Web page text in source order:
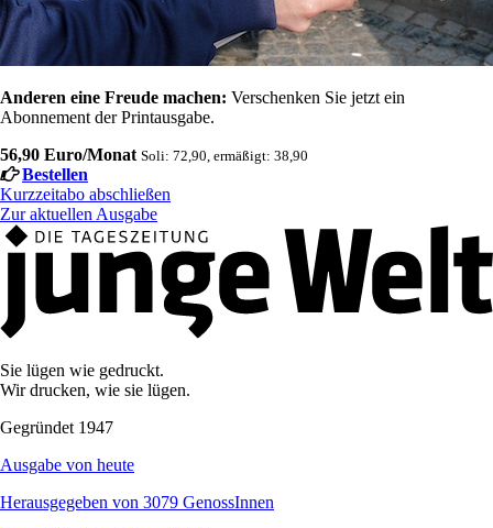
Anderen eine Freude machen: Verschenken Sie jetzt ein
Abonnement der Printausgabe.
56,90 Euro/Monat Soli: 72,90, ermäßigt: 38,90
Bestellen
Kurzzeitabo abschließen
Zur aktuellen Ausgabe
Sie lügen wie gedruckt.
Wir drucken, wie sie lügen.
Gegründet 1947
Ausgabe von heute
Herausgegeben von 3079 GenossInnen